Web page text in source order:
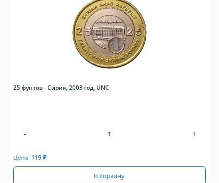
25 фунтов - Сирия, 2003 год, UNC
- +
Цена 119₽
В корзину